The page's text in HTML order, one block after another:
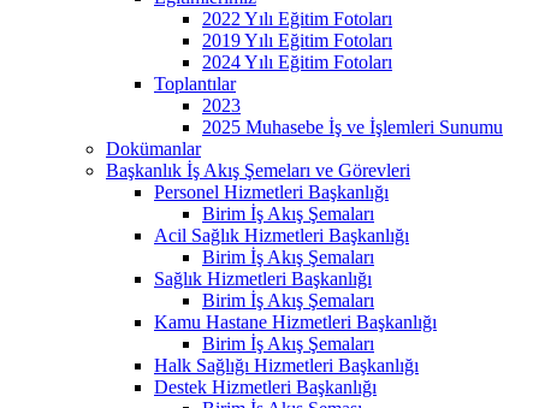
2022 Yılı Eğitim Fotoları
2019 Yılı Eğitim Fotoları
2024 Yılı Eğitim Fotoları
Toplantılar
2023
2025 Muhasebe İş ve İşlemleri Sunumu
Dokümanlar
Başkanlık İş Akış Şemeları ve Görevleri
Personel Hizmetleri Başkanlığı
Birim İş Akış Şemaları
Acil Sağlık Hizmetleri Başkanlığı
Birim İş Akış Şemaları
Sağlık Hizmetleri Başkanlığı
Birim İş Akış Şemaları
Kamu Hastane Hizmetleri Başkanlığı
Birim İş Akış Şemaları
Halk Sağlığı Hizmetleri Başkanlığı
Destek Hizmetleri Başkanlığı